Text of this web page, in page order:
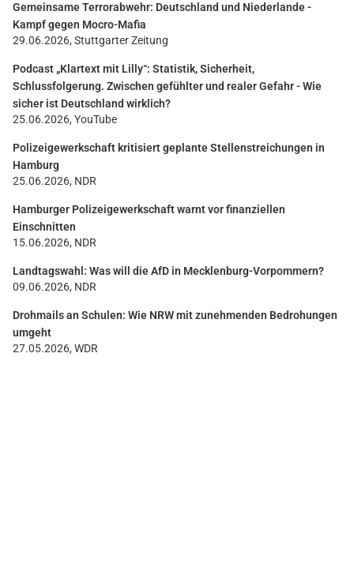
Gemeinsame Terrorabwehr: Deutschland und Niederlande -
Kampf gegen Mocro-Mafia
29.06.2026, Stuttgarter Zeitung
Podcast „Klartext mit Lilly“: Statistik, Sicherheit,
Schlussfolgerung. Zwischen gefühlter und realer Gefahr - Wie
sicher ist Deutschland wirklich?
25.06.2026, YouTube
Polizeigewerkschaft kritisiert geplante Stellenstreichungen in
Hamburg
25.06.2026, NDR
Hamburger Polizeigewerkschaft warnt vor finanziellen
Einschnitten
15.06.2026, NDR
Landtagswahl: Was will die AfD in Mecklenburg-Vorpommern?
09.06.2026, NDR
Drohmails an Schulen: Wie NRW mit zunehmenden Bedrohungen
umgeht
27.05.2026, WDR